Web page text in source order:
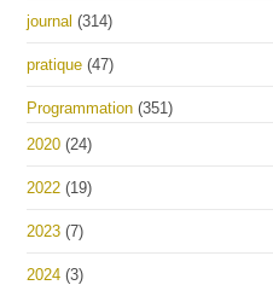
journal (314)
pratique (47)
Programmation (351)
2020 (24)
2022 (19)
2023 (7)
2024 (3)